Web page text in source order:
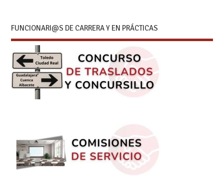
FUNCIONARI@S DE CARRERA Y EN PRÁCTICAS